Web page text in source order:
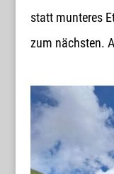
statt munteres
zum nächsten.